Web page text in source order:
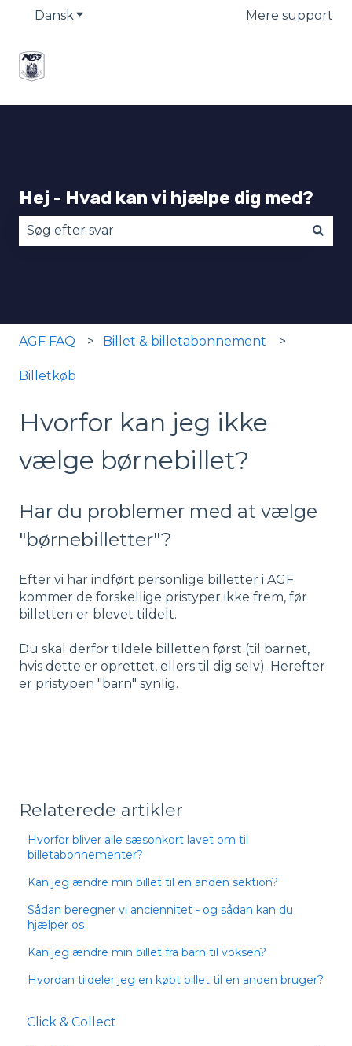
DanskVis undermenu for oversættelserMere support
Hej - Hvad kan vi hjælpe dig med?
AGF FAQ Billet & billetabonnement
Billetkøb
Hvorfor kan jeg ikke
vælge børnebillet?
Har du problemer med at vælge
"børnebilletter"?
Efter vi har indført personlige billetter i AGF
kommer de forskellige pristyper ikke frem, før
billetten er blevet tildelt.
Du skal derfor tildele billetten først (til barnet,
hvis dette er oprettet, ellers til dig selv). Herefter
er pristypen "barn" synlig.
Relaterede artikler
Hvorfor bliver alle sæsonkort lavet om til
billetabonnementer?
Kan jeg ændre min billet til en anden sektion?
Sådan beregner vi anciennitet - og sådan kan du
hjælper os
Kan jeg ændre min billet fra barn til voksen?
Hvordan tildeler jeg en købt billet til en anden bruger?
Click & Collect